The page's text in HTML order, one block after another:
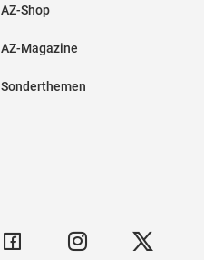
AZ-Shop
AZ-Magazine
Sonderthemen